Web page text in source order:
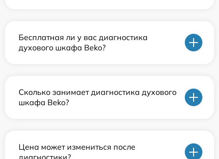
Бесплатная ли у вас диагностика
духового шкафа Beko?
Сколько занимает диагностика духового
шкафа Beko?
Цена может измениться после
диагностики?